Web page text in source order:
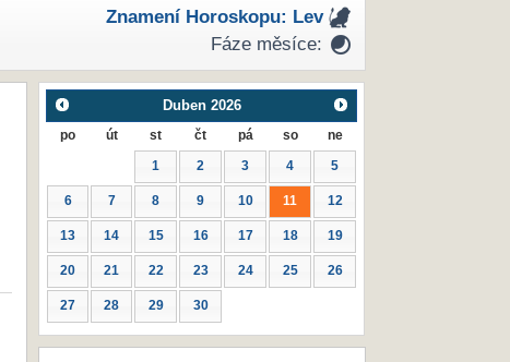
Znamení Horoskopu: Lev
Fáze měsíce:
Duben 2026
po út st čt pá so ne
1 2 3 4 5
6 7 8 9 10 11 12
13 14 15 16 17 18 19
20 21 22 23 24 25 26
27 28 29 30